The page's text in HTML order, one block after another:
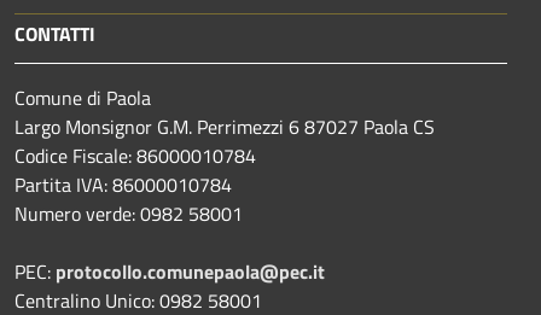
CONTATTI
Comune di Paola
Largo Monsignor G.M. Perrimezzi 6 87027 Paola CS
Codice Fiscale: 86000010784
Partita IVA: 86000010784
Numero verde: 0982 58001
PEC: protocollo.comunepaola@pec.it
Centralino Unico: 0982 58001